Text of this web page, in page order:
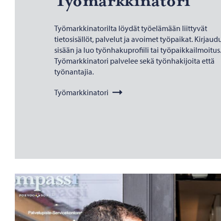
Työmarkkinatorilta löydät työelämään liittyvät
tietosisällöt, palvelut ja avoimet työpaikat.
sisään ja luo työnhakuprofiili tai
Työmarkkinatori palvelee sekä työnhakijoita että
työnantajia.
Työmarkkinatori